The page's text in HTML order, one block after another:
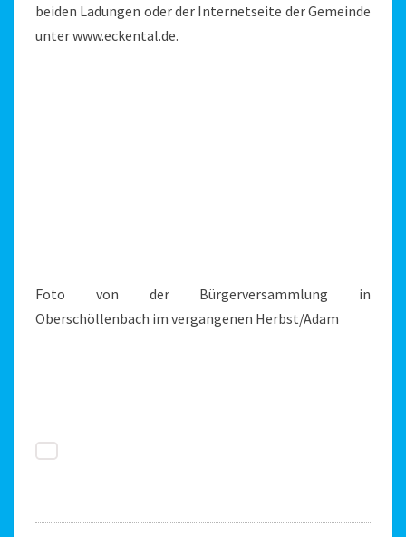
beiden Ladungen oder der Internetseite der Gemeinde
unter www.eckental.de.
Foto von der Bürgerversammlung in
Oberschöllenbach im vergangenen Herbst/Adam